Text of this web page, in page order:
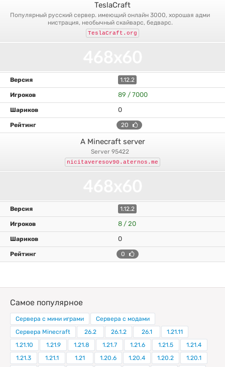
TeslaCraft
популярный русский сервер. имеющий онлайн 3000, хорошая адми
нистрация, необычный скайварс, бедварс.
TeslaCraft.org
1.12.2
89 / 7000
0
20
A Minecraft server
server 95422
nicitaveresov90.aternos.me
1.12.2
8 / 20
0
0
Самое популярное
Сервера с мини играми
Сервера с модами
Сервера Minecraft
26.2 26.1.2 26.1
1.21.11
1.21.10
1.21.9 1.21.8 1.21.7 1.21.6 1.21.5
1.21.4
1.21.3
1.21.1 1.21 1.20.6 1.20.4 1.20.2
1.20.1